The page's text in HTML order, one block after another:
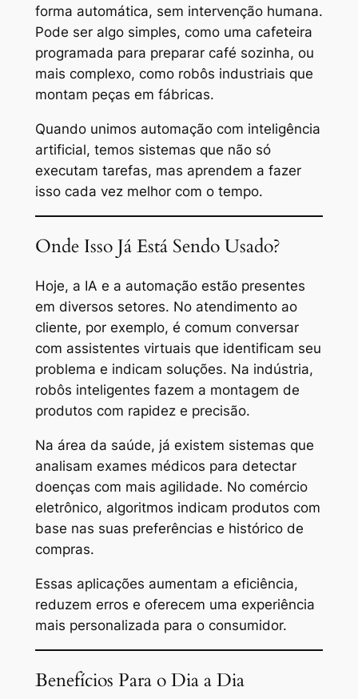
forma automática, sem intervenção humana.
Pode ser algo simples, como uma cafeteira
programada para preparar café sozinha, ou
mais complexo, como robôs industriais que
montam peças em fábricas.
Quando unimos automação com inteligência
artificial, temos sistemas que não só
executam tarefas, mas aprendem a fazer
isso cada vez melhor com o tempo.
Onde Isso Já Está Sendo Usado?
Hoje, a IA e a automação estão presentes
em diversos setores. No atendimento ao
cliente, por exemplo, é comum conversar
com assistentes virtuais que identificam seu
problema e indicam soluções. Na indústria,
robôs inteligentes fazem a montagem de
produtos com rapidez e precisão.
Na área da saúde, já existem sistemas que
analisam exames médicos para detectar
doenças com mais agilidade. No comércio
eletrônico, algoritmos indicam produtos com
base nas suas preferências e histórico de
compras.
Essas aplicações aumentam a eficiência,
reduzem erros e oferecem uma experiência
mais personalizada para o consumidor.
Benefícios Para o Dia a Dia